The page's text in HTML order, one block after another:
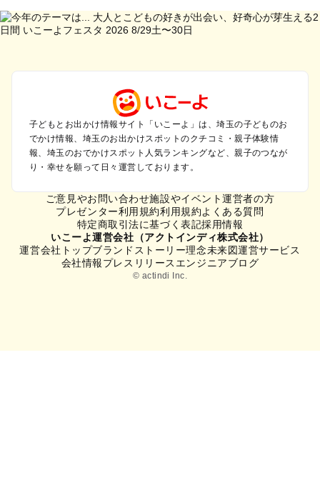
を探す
川越・所沢・入間・新座のプールお出かけ
秩父・長瀞のプールお出かけ
川口・戸田・和光・朝霞のプールお出かけ
飯能・坂戸・東松山・日高のプールお出かけ
久喜・行田・加須・羽生のプールお出かけ
熊谷・太田・足利・古河のプールお出かけ
本庄・深谷・美里周辺のプールお出かけ
埼玉の定番お出かけスポット
埼玉の遊園地
埼玉のバーベキュー
埼玉の釣り
子どもとお出かけ情報サイト「いこーよ」は、埼玉の子どものお
でかけ情報、埼玉のお出かけスポットのクチコミ・親子体験情
報、埼玉のおでかけスポット人気ランキングなど、親子のつなが
り・幸せを願って日々運営しております。
ご意見やお問い合わせ施設やイベント運営者の方
プレゼンター利用規約利用規約よくある質問
特定商取引法に基づく表記採用情報
いこーよ運営会社（アクトインディ株式会社）
運営会社トップブランドストーリー理念未来図運営サービス
会社情報プレスリリース エンジニアブログ
© actindi Inc.